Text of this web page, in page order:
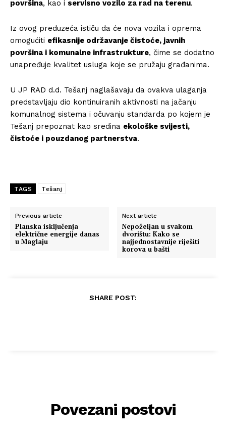
površina, kao i servisno vozilo za rad na terenu.
Iz ovog preduzeća ističu da će nova vozila i oprema
omogućiti efikasnije održavanje čistoće, javnih
površina i komunalne infrastrukture, čime se dodatno
unapređuje kvalitet usluga koje se pružaju građanima.
U JP RAD d.d. Tešanj naglašavaju da ovakva ulaganja
predstavljaju dio kontinuiranih aktivnosti na jačanju
komunalnog sistema i očuvanju standarda po kojem je
Tešanj prepoznat kao sredina ekološke svijesti,
čistoće i pouzdanog partnerstva.
TAGS Tešanj
Previous article
Planska isključenja
električne energije danas
u Maglaju
Next article
Nepoželjan u svakom
dvorištu: Kako se
najjednostavnije riješiti
korova u bašti
SHARE POST:
Povezani postovi